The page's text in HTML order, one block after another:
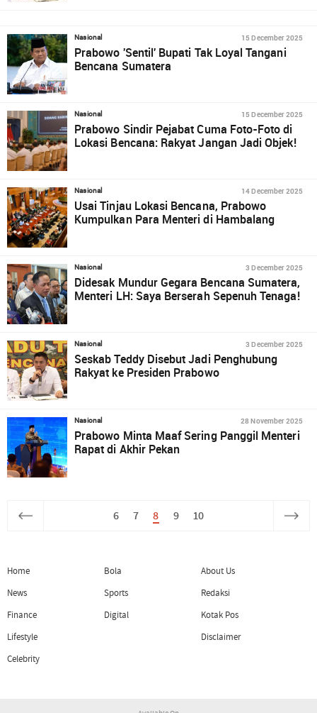
Nasional 15 December 2025
Prabowo 'Sentil' Bupati Tak Loyal Tangani
Bencana Sumatera
Nasional 15 December 2025
Prabowo Sindir Pejabat Cuma Foto-Foto di
Lokasi Bencana: Rakyat Jangan Jadi Objek!
Nasional 14 December 2025
Usai Tinjau Lokasi Bencana, Prabowo
Kumpulkan Para Menteri di Hambalang
Nasional 3 December 2025
Didesak Mundur Gegara Bencana Sumatera,
Menteri LH: Saya Berserah Sepenuh Tenaga!
Nasional 3 December 2025
Seskab Teddy Disebut Jadi Penghubung
Rakyat ke Presiden Prabowo
Nasional 28 November 2025
Prabowo Minta Maaf Sering Panggil Menteri
Rapat di Akhir Pekan
6 7 8 9 10
Home
News
Finance
Lifestyle
Celebrity
Bola
Sports
Digital
About Us
Redaksi
Kotak Pos
Disclaimer